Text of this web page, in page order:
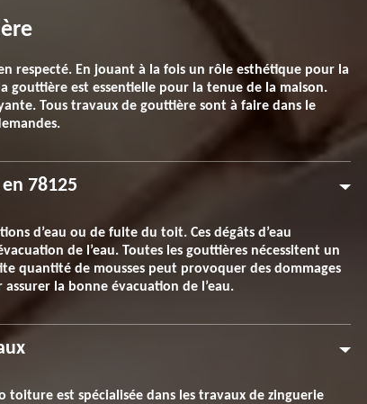
respecté. En jouant à la fois un rôle esthétique pour la
gouttière est essentielle pour la tenue de la maison.
Tous travaux de gouttière sont à faire dans le
78125
d’eau ou de fuite du toit. Ces dégâts d’eau
de l’eau. Toutes les gouttières nécessitent un
quantité de mousses peut provoquer des dommages
la bonne évacuation de l’eau.
est spécialisée dans les travaux de zinguerie